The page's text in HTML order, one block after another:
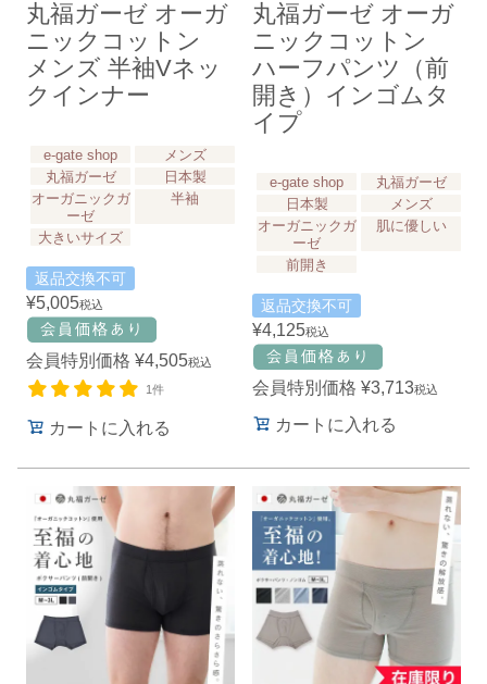
丸福ガーゼ オーガ
ニックコットン
メンズ 半袖Vネッ
クインナー
e-gate shop
メンズ
丸福ガーゼ
日本製
オーガニックガ
ーゼ
半袖
大きいサイズ
返品交換不可
¥5,005税込
会員特別価格 ¥4,505税込
1件
カートに入れる
丸福ガーゼ オーガ
ニックコットン
ハーフパンツ（前
開き）インゴムタ
イプ
e-gate shop
丸福ガーゼ
日本製
メンズ
オーガニックガ
ーゼ
肌に優しい
前開き
返品交換不可
¥4,125税込
会員特別価格 ¥3,713税込
カートに入れる